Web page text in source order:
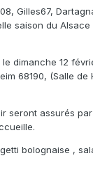
Gilles67,
saison du Alsace
dimanche 12
68190, (Salle
seront assurés
bolognaise ,